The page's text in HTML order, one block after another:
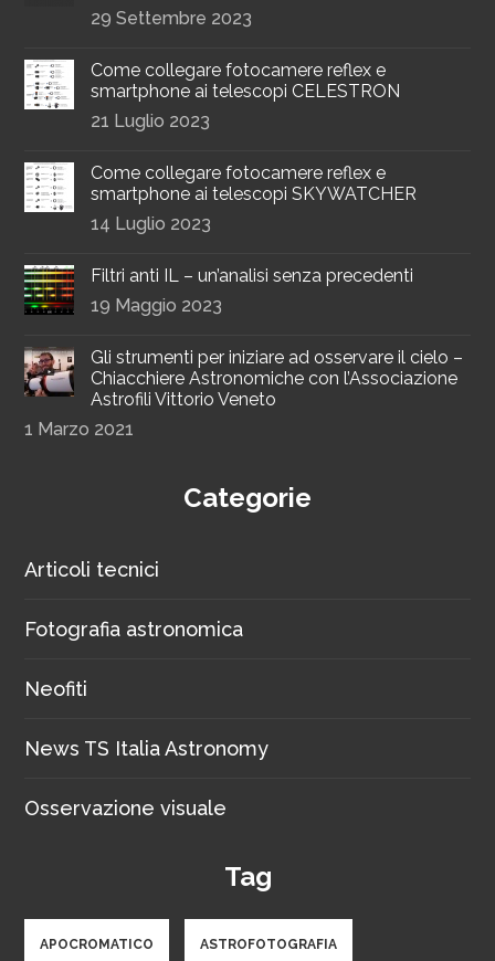
29 Settembre 2023
Come collegare fotocamere reflex e
smartphone ai telescopi CELESTRON
21 Luglio 2023
Come collegare fotocamere reflex e
smartphone ai telescopi SKYWATCHER
14 Luglio 2023
Filtri anti IL – un’analisi senza precedenti
19 Maggio 2023
Gli strumenti per iniziare ad osservare il cielo –
Chiacchiere Astronomiche con l’Associazione
Astrofili Vittorio Veneto
1 Marzo 2021
Categorie
Articoli tecnici
Fotografia astronomica
Neofiti
News TS Italia Astronomy
Osservazione visuale
Tag
APOCROMATICO ASTROFOTOGRAFIA